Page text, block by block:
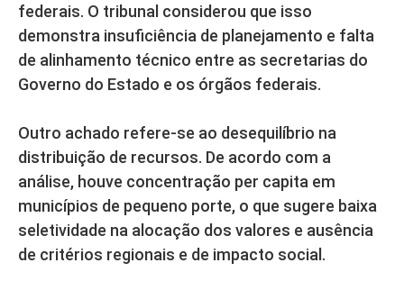
federais. O tribunal considerou que isso
demonstra insuficiência de planejamento e falta
de alinhamento técnico entre as secretarias do
Governo do Estado e os órgãos federais.
Outro achado refere-se ao desequilíbrio na
distribuição de recursos. De acordo com a
análise, houve concentração per capita em
municípios de pequeno porte, o que sugere baixa
seletividade na alocação dos valores e ausência
de critérios regionais e de impacto social.